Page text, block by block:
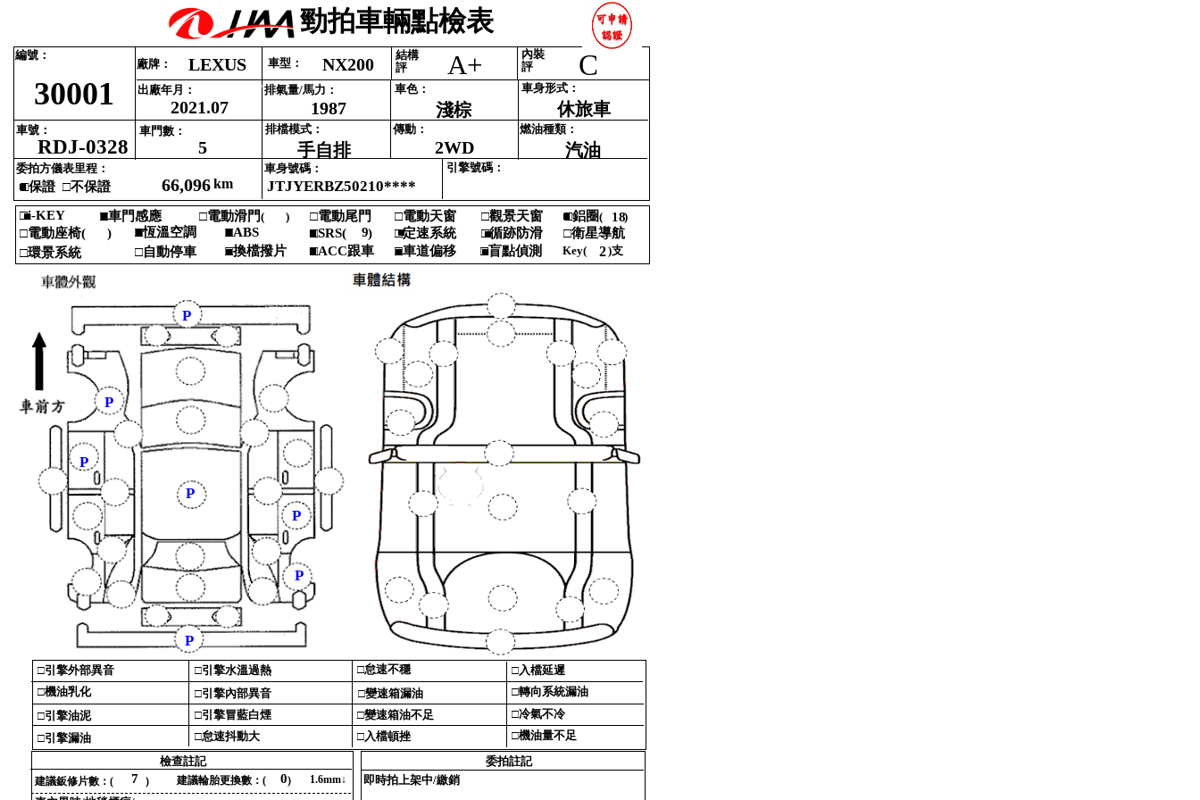
□‎變速箱漏油‎
勁拍車輛點檢表‎
編號‎ ：‎
車號‎ ：‎
廠牌‎ ：‎
傳動‎ ：‎
車色‎：‎
車門數‎ ：‎
車型‎ ：‎
排檔模式‎ ：‎
車身形式‎ ：‎
出廠年月‎ ：‎ 排氣量‎/‎馬力‎ ：‎
燃油種類‎：‎
委拍方儀表里程‎ ：‎ 車身號碼‎ ：‎
□‎保證 ‎ □‎不保證‎
結構‎
評‎
內裝‎
評‎
□‎恆溫空調‎
引擎號碼‎ ：‎
30001
LEXUS
2WD
淺棕
5
RDJ-0328
NX200
手自排
休旅車
2021.07 1987
汽油
66,096km JTJYERBZ50210****
■
■
■
■
7 0
P
P
P
P
P
P
P
A+ C
■
□ABS‎ □SRS‎(‎ ‎)‎
□‎電動座椅‎(‎ )‎
□‎電動天窗‎ □‎鋁圈‎(‎ ‎)‎
□‎衛星導航 ‎
9
檢查註記‎
□‎怠速抖動大‎
□‎引擎內部異音‎
□‎引擎水溫過熱‎
□‎機油量不足‎
□‎引擎外部異音‎
□‎引擎漏油‎
□‎怠速不穩‎
□‎機油乳化‎
□‎入檔頓挫‎
□‎轉向系統漏油‎
□‎變速箱油不足‎
□‎入檔延遲‎
1‎.‎6‎mm↓‎
委拍註記‎
建議鈑修片數‎ ：‎ (‎ ‎ )‎ 建議輪胎更換數‎ ：‎ (‎ ‎)‎
Key‎(‎ ‎ )‎支‎
2
即時拍上架中/繳銷
□‎引擎油泥‎ □‎引擎冒藍白煙‎ □‎冷氣不冷‎
□‎電動滑門‎(‎ )‎ □‎電動尾門‎ □‎觀景天窗‎
□‎定速系統‎ □‎循跡防滑‎
□i‎-‎KEY‎
■‎
■‎
■‎ □‎車門感應‎
□‎換檔撥片‎ □ACC‎跟車‎ □‎盲點偵測‎
■ ■
■
■
□‎環景系統‎ □‎車道偏移‎
□‎自動停車‎
18
■